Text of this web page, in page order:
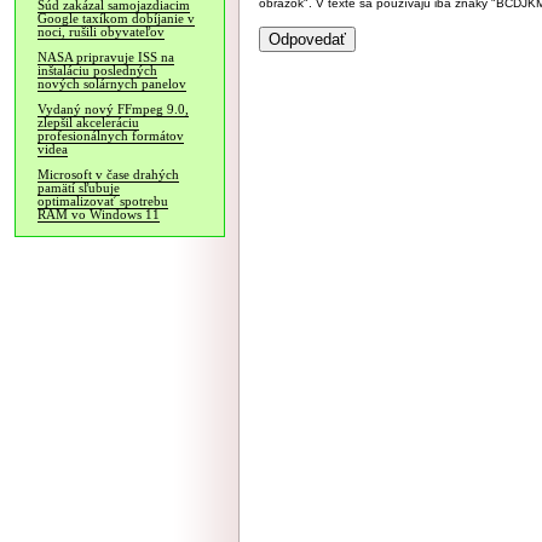
Súd zakázal samojazdiacim
Google taxíkom dobíjanie v
noci, rušili obyvateľov
NASA pripravuje ISS na
inštaláciu posledných
nových solárnych panelov
Vydaný nový FFmpeg 9.0,
zlepšil akceleráciu
profesionálnych formátov
videa
Microsoft v čase drahých
pamätí sľubuje
optimalizovať spotrebu
RAM vo Windows 11
obrázok". V texte sa používajú iba znaky